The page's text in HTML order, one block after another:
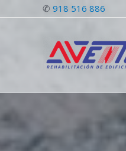
✆ 918 516 886